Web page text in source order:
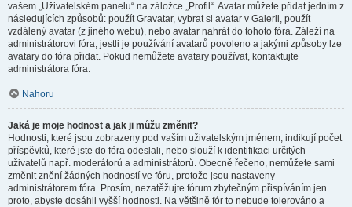
vašem „Uživatelském panelu“ na záložce „Profil“. Avatar můžete přidat jedním z
následujících způsobů: použít Gravatar, vybrat si avatar v Galerii, použít
vzdálený avatar (z jiného webu), nebo avatar nahrát do tohoto fóra. Záleží na
administrátorovi fóra, jestli je používání avatarů povoleno a jakými způsoby lze
avatary do fóra přidat. Pokud nemůžete avatary používat, kontaktujte
administrátora fóra.
Nahoru
Jaká je moje hodnost a jak ji můžu změnit?
Hodnosti, které jsou zobrazeny pod vaším uživatelským jménem, indikují počet
příspěvků, které jste do fóra odeslali, nebo slouží k identifikaci určitých
uživatelů např. moderátorů a administrátorů. Obecně řečeno, nemůžete sami
změnit znění žádných hodností ve fóru, protože jsou nastaveny
administrátorem fóra. Prosím, nezatěžujte fórum zbytečným přispíváním jen
proto, abyste dosáhli vyšší hodnosti. Na většině fór to nebude tolerováno a